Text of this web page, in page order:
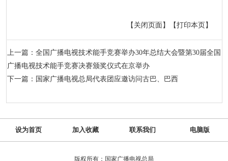
【打印本页】
【关闭页面】
上一篇：全国广播电视技术能手竞赛举办30年总结大会暨第30届全国
广播电视技术能手竞赛决赛颁奖仪式在京举办
下一篇：国家广播电视总局代表团应邀访问古巴、巴西
设为首页 加入收藏 联系我们 电脑版
版权所有：国家广播电视总局